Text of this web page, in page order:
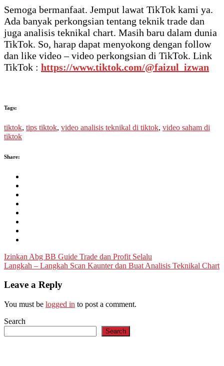
Semoga bermanfaat. Jemput lawat TikTok kami ya.
Ada banyak perkongsian tentang teknik trade dan
juga analisis teknikal chart. Masih baru dalam dunia
TikTok. So, harap dapat menyokong dengan follow
dan like video – video perkongsian di TikTok. Link
TikTok : https://www.tiktok.com/@faizul_izwan
Tags:
tiktok, tips tiktok, video analisis teknikal di tiktok, video saham di
tiktok
Share:
Post
navigation
Izinkan Abg BB Guide Trade dan Profit Selalu
Langkah – Langkah Scan Kaunter dan Buat Analisis Teknikal Chart
Leave a Reply
You must be logged in to post a comment.
Search
Search